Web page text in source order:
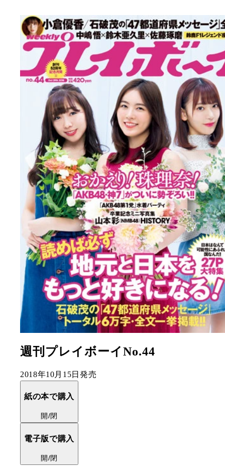
週刊プレイボーイNo.44
2018年10月15日発売
紙の本で購入
開/閉
電子版で購入
開/閉